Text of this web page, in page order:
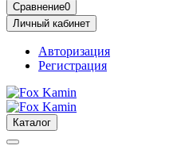
Сравнение0
Личный кабинет
Авторизация
Регистрация
Каталог